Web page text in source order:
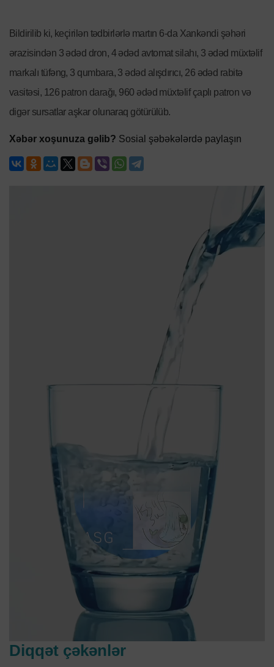
Bildirilib ki, keçirilən tədbirlərlə martın 6-da Xankəndi şəhəri
ərazisindən 3 ədəd dron, 4 ədəd avtomat silahı, 3 ədəd müxtəlif
markalı tüfəng, 3 qumbara, 3 ədəd alışdırıcı, 26 ədəd rabitə
vasitəsi, 126 patron darağı, 960 ədəd müxtəlif çaplı patron və
digər sursatlar aşkar olunaraq götürülüb.
Xəbər xoşunuza gəlib? Sosial şəbəkələrdə paylaşın
Diqqət çəkənlər